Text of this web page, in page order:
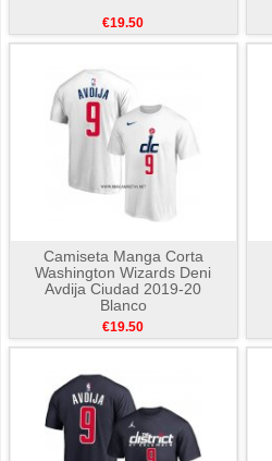
€19.50
Camiseta Manga Corta
Washington Wizards Deni
Avdija Ciudad 2019-20
Blanco
€19.50